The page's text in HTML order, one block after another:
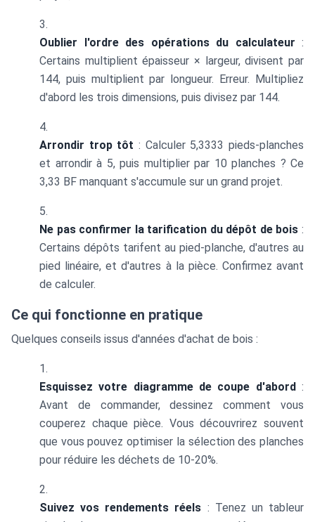
Oublier l'ordre des opérations du calculateur :
Certains multiplient épaisseur × largeur, divisent par
144, puis multiplient par longueur. Erreur. Multipliez
d'abord les trois dimensions, puis divisez par 144.
Arrondir trop tôt : Calculer 5,3333 pieds-planches
et arrondir à 5, puis multiplier par 10 planches ? Ce
3,33 BF manquant s'accumule sur un grand projet.
Ne pas confirmer la tarification du dépôt de bois :
Certains dépôts tarifent au pied-planche, d'autres au
pied linéaire, et d'autres à la pièce. Confirmez avant
de calculer.
Ce qui fonctionne en pratique
Quelques conseils issus d'années d'achat de bois :
Esquissez votre diagramme de coupe d'abord :
Avant de commander, dessinez comment vous
couperez chaque pièce. Vous découvrirez souvent
que vous pouvez optimiser la sélection des planches
pour réduire les déchets de 10-20%.
Suivez vos rendements réels : Tenez un tableur